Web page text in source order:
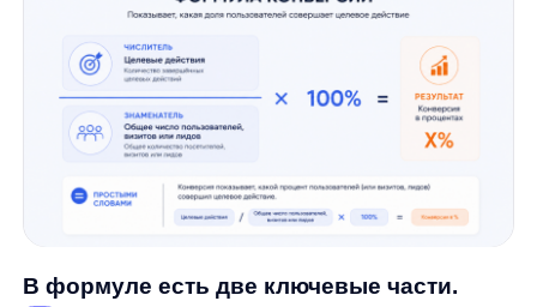
бездумно смешивать визиты, пользователей,
лиды и заказы: из-за этого показатель становится
менее понятным.
Пример расчёта конверсии
Допустим, за день сайт посетили 1000
человек. Из них 50 оставили заявку. Целевое
Расчёт: